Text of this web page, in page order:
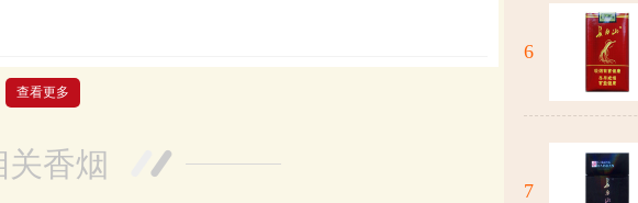
。首先是价格，85块一包实在是太贵了，完全不值得。烟的焦油量
言之，这款香烟我是真的不推荐购买。
查看更多
关香烟
6
7